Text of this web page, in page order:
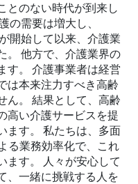
とのない時代が到来し
の需要は増大し、
始して以来、介護業
。 他方で、介護業界の
す。 介護事業者は経営
は本来注力すべき高齢
ん。 結果として、高齢
高い介護サービスを提
ます。 私たちは、多面
る業務効率化で、これ
ます。 人々が安心して
、一緒に挑戦する人を